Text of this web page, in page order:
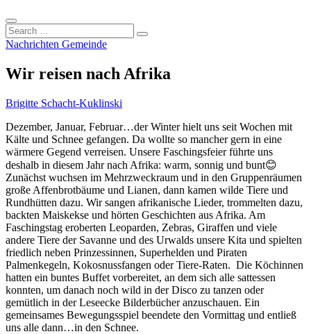
Search
…
Nachrichten Gemeinde
Wir reisen nach Afrika
Brigitte Schacht-Kuklinski
Dezember, Januar, Februar…der Winter hielt uns seit Wochen mit
Kälte und Schnee gefangen. Da wollte so mancher gern in eine
wärmere Gegend verreisen. Unsere Faschingsfeier führte uns
deshalb in diesem Jahr nach Afrika: warm, sonnig und bunt😊
Zunächst wuchsen im Mehrzweckraum und in den Gruppenräumen
große Affenbrotbäume und Lianen, dann kamen wilde Tiere und
Rundhütten dazu. Wir sangen afrikanische Lieder, trommelten dazu,
backten Maiskekse und hörten Geschichten aus Afrika. Am
Faschingstag eroberten Leoparden, Zebras, Giraffen und viele
andere Tiere der Savanne und des Urwalds unsere Kita und spielten
friedlich neben Prinzessinnen, Superhelden und Piraten
Palmenkegeln, Kokosnussfangen oder Tiere-Raten. Die Köchinnen
hatten ein buntes Buffet vorbereitet, an dem sich alle sattessen
konnten, um danach noch wild in der Disco zu tanzen oder
gemütlich in der Leseecke Bilderbücher anzuschauen. Ein
gemeinsames Bewegungsspiel beendete den Vormittag und entließ
uns alle dann…in den Schnee.